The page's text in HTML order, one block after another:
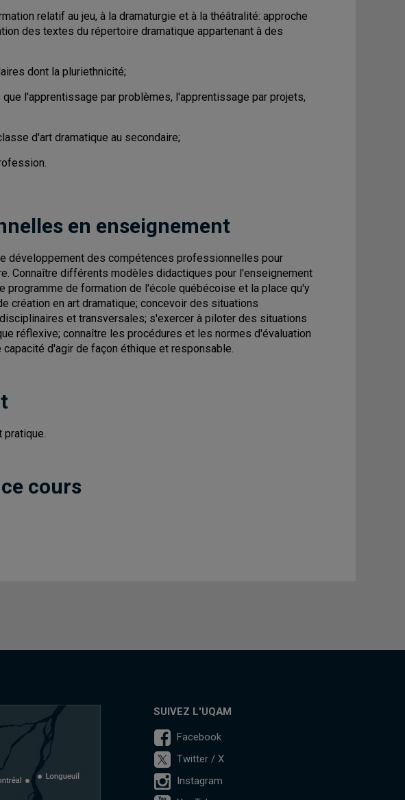
relatif au jeu, à la dramaturgie et à la théâtralité: approche
des textes du répertoire dramatique appartenant à des
dont la pluriethnicité;
l'apprentissage par problèmes, l'apprentissage par projets,
d'art dramatique au secondaire;
en enseignement
développement des compétences professionnelles pour
Connaître différents modèles didactiques pour l'enseignement
programme de formation de l'école québécoise et la place qu'y
création en art dramatique; concevoir des situations
et transversales; s'exercer à piloter des situations
réflexive; connaître les procédures et les normes d'évaluation
d'agir de façon éthique et responsable.
pratique.
cours
SUIVEZ L'UQAM
Facebook
Twitter / X
Instagram